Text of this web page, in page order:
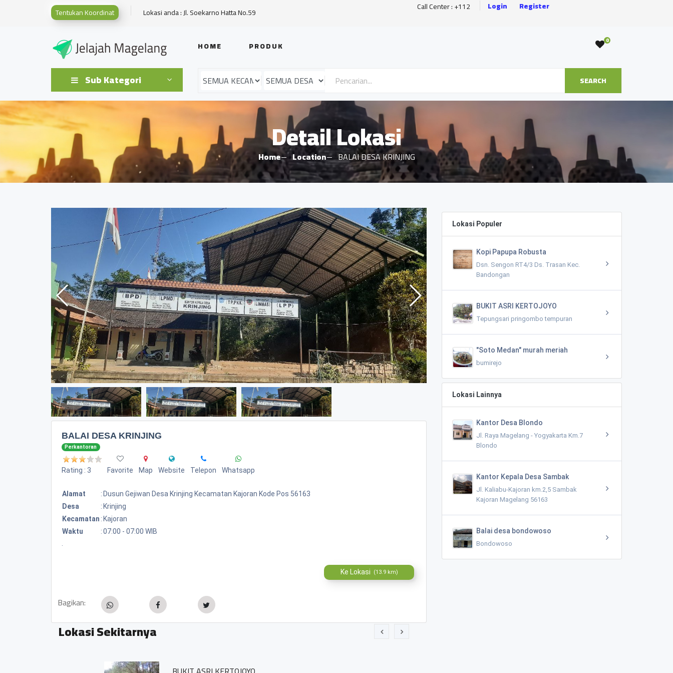
Tentukan Koordinat Lokasi anda : Jl. Soekarno Hatta No.59 Call Center : +112 Login Register
HOME PRODUK 0
Sub Kategori SEARCH
Detail Lokasi
Home Location BALAI DESA KRINJING
BALAI DESA KRINJING
Perkantoran
Rating : 3 Favorite Map Website Telepon Whatsapp
Alamat : Dusun Gejiwan Desa Krinjing Kecamatan Kajoran Kode Pos 56163
Desa
: Krinjing
Kecamatan : Kajoran
Waktu
:07:00 - 07:00 WIB
Ke Lokasi (13.9 km)
Bagikan:
Lokasi Sekitarnya
Lokasi Populer
Kopi Papupa Robusta
Dsn. Sengon RT4/3 Ds. Trasan Kec.
Bandongan
BUKIT ASRI KERTOJOYO
Tepungsari pringombo tempuran
"Soto Medan" murah meriah
bumirejo
Lokasi Lainnya
Kantor Desa Blondo
Jl. Raya Magelang - Yogyakarta Km.7
Blondo
Kantor Kepala Desa Sambak
Jl. Kaliabu-Kajoran km.2,5 Sambak
Kajoran Magelang 56163
Balai desa bondowoso
Bondowoso